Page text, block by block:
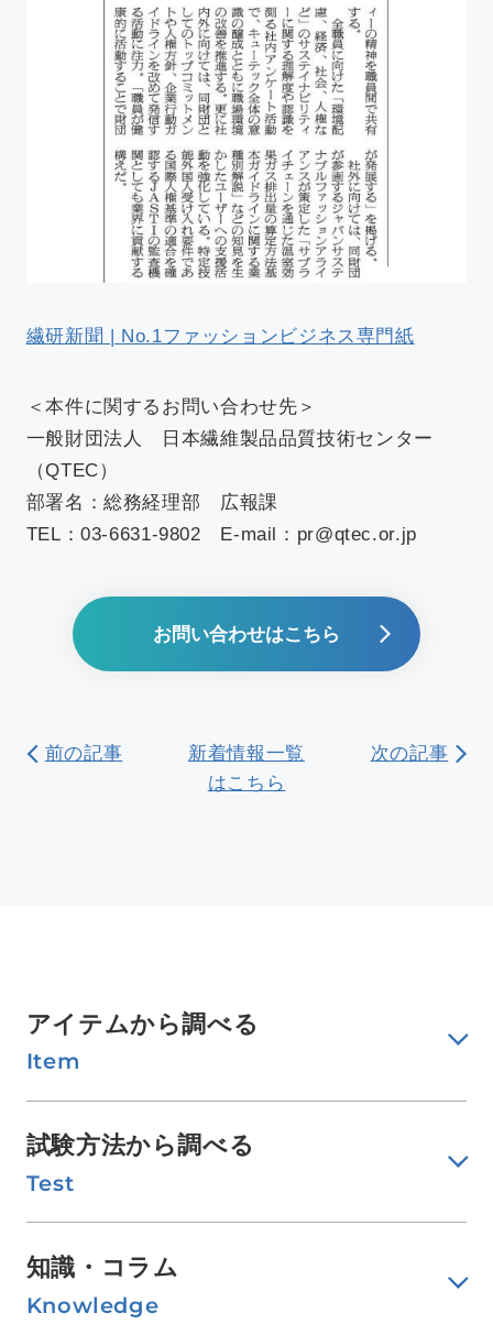
繊研新聞 | No.1ファッションビジネス専門紙
＜本件に関するお問い合わせ先＞
一般財団法人 日本繊維製品品質技術センター
（QTEC）
部署名：総務経理部 広報課
TEL：03‐6631‐9802 E-mail：pr@qtec.or.jp
お問い合わせはこちら
前の記事
新着情報一覧
はこちら
次の記事
アイテムから調べる
Item
試験方法から調べる
Test
知識・コラム
Knowledge